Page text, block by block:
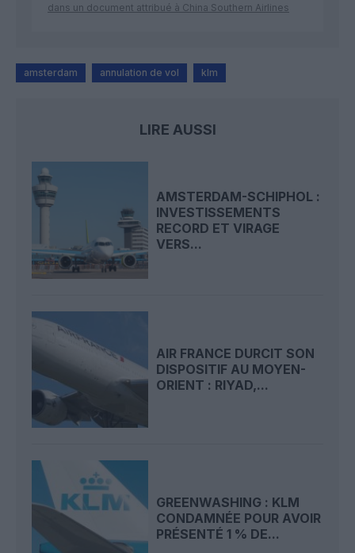
dans un document attribué à China Southern Airlines
amsterdam annulation de vol klm
LIRE AUSSI
AMSTERDAM-SCHIPHOL :
INVESTISSEMENTS
RECORD ET VIRAGE
VERS...
AIR FRANCE DURCIT SON
DISPOSITIF AU MOYEN-
ORIENT : RIYAD,...
GREENWASHING : KLM
CONDAMNÉE POUR AVOIR
PRÉSENTÉ 1 % DE...